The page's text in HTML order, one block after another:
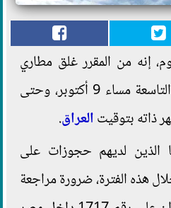
إنه من المقرر غلق مطاري
بغداد وأربيل؛ اعتبارا من التاسعة مساء 9 أكتوبر، وحتى
العراق.
الذين لديهم حجوزات على
هذه الفترة، ضرورة مراجعة